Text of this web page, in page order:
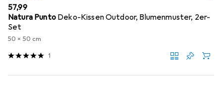
EUR
57,99
Natura Punto Deko-Kissen Outdoor, Blumenmuster, 2er-
Set
50 x 50 cm
1